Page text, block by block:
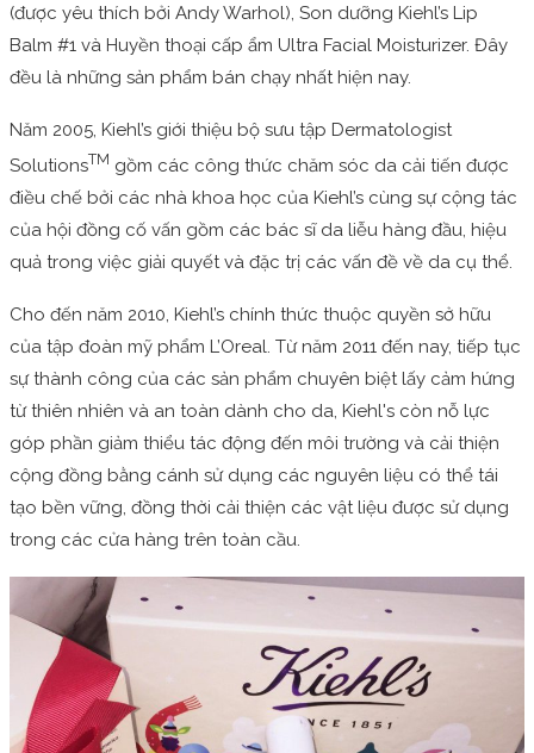
(được yêu thích bởi Andy Warhol), Son dưỡng Kiehl’s Lip
Balm #1 và Huyền thoại cấp ẩm Ultra Facial Moisturizer. Đây
đều là những sản phẩm bán chạy nhất hiện nay.
Năm 2005, Kiehl’s giới thiệu bộ sưu tập Dermatologist
SolutionsTM gồm các công thức chăm sóc da cải tiến được
điều chế bởi các nhà khoa học của Kiehl’s cùng sự cộng tác
của hội đồng cố vấn gồm các bác sĩ da liễu hàng đầu, hiệu
quả trong việc giải quyết và đặc trị các vấn đề về da cụ thể.
Cho đến năm 2010, Kiehl’s chính thức thuộc quyền sở hữu
của tập đoàn mỹ phẩm L’Oreal. Từ năm 2011 đến nay, tiếp tục
sự thành công của các sản phẩm chuyên biệt lấy cảm hứng
từ thiên nhiên và an toàn dành cho da, Kiehl's còn nỗ lực
góp phần giảm thiểu tác động đến môi trường và cải thiện
cộng đồng bằng cánh sử dụng các nguyên liệu có thể tái
tạo bền vững, đồng thời cải thiện các vật liệu được sử dụng
trong các cửa hàng trên toàn cầu.